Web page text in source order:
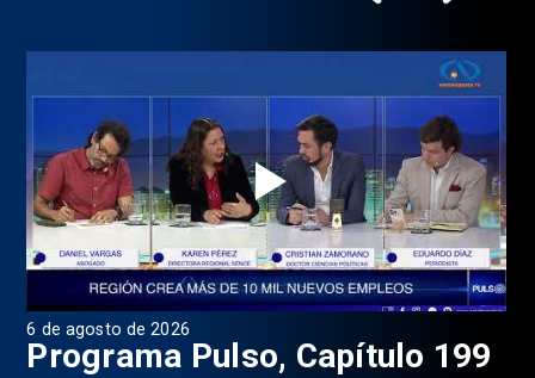
6 de agosto de 2026
Programa Pulso, Capítulo 199